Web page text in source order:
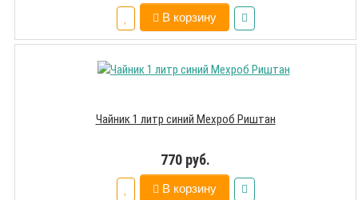
В корзину
Чайник 1 литр синий Мехроб Риштан
770 руб.
В корзину